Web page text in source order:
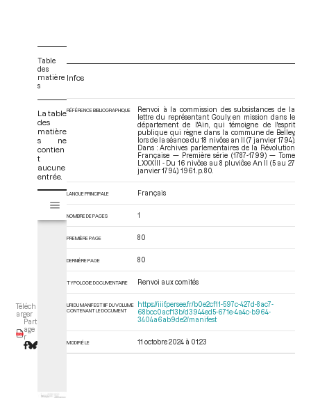
Téléch
arger
Part
age
r
Table
des
matière
s
La table
des
matière
s ne
contien
t
aucune
entrée.
s
M
d
Tome LXXXIII - Du 16 nivôse au 8 pluviôse An II (5 au 27 janvier 1794)
Infos
RÉFÉRENCE BIBLIOGRAPHIQUE
Renvoi à la commission des subsistances de la
lettre du représentant Gouly, en mission dans le
département de l'Ain, qui témoigne de l'esprit
publique qui règne dans la commune de Belley,
lors de la séance du 18 nivôse an II (7 janvier 1794).
Dans : Archives parlementaires de la Révolution
Française — Première série (1787-1799) — Tome
LXXXIII - Du 16 nivôse au 8 pluviôse An II (5 au 27
janvier 1794) . 1961. p. 80.
LANGUE PRINCIPALE Français
NOMBRE DE PAGES 1
PREMIÈRE PAGE 80
DERNIÈRE PAGE 80
TYPOLOGIE DOCUMENTAIRE Renvoi aux comités
URI DU MANIFEST IIIF DU VOLUME
CONTENANT LE DOCUMENT
https://iiif.persee.fr/b0e2cf11-597c-427d-8ac7-
68bcc0acf13b/d3944ed5-671e-4a4c-b964-
3404a6ab9de2/manifest
MODIFIÉ LE 11 octobre 2024 à 01:23